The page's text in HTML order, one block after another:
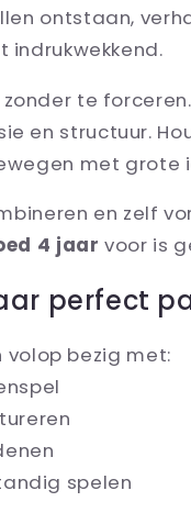
ontstaan,
indrukwekkend.
te
en structuur.
met grote
en zelf
4 jaar voor is
perfect
volop bezig met:
spelen